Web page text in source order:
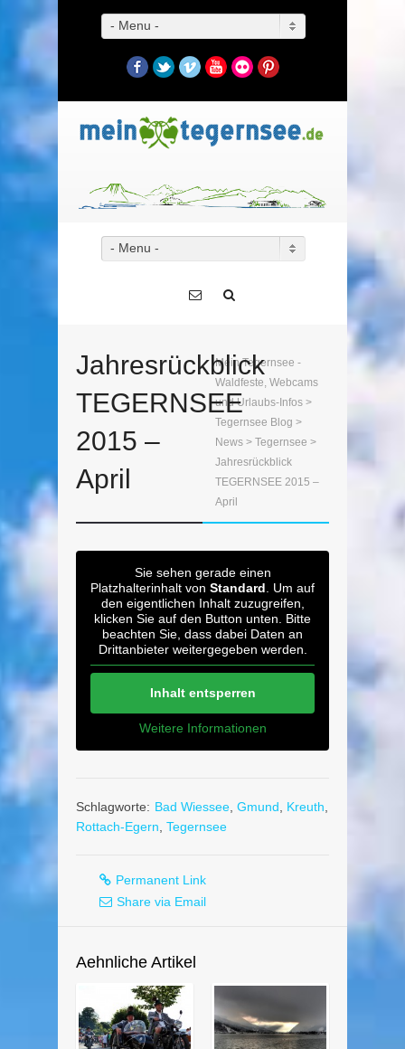
- Menu -
Facebook
TwitterVimeoYouTube
FlickrPinterest
- Menu -
Jahresrückblick
TEGERNSEE
2015 –
April
Mein Tegernsee -
Waldfeste, Webcams
und Urlaubs-Infos >
Tegernsee Blog >
News > Tegernsee >
Jahresrückblick
TEGERNSEE 2015 –
April
Sie sehen gerade einen
Platzhalterinhalt von Standard . Um auf
den eigentlichen Inhalt zuzugreifen,
klicken Sie auf den Button unten. Bitte
beachten Sie, dass dabei Daten an
Drittanbieter weitergegeben werden.
Inhalt entsperren
Weitere Informationen
Schlagworte: Bad Wiessee Gmund Kreuth
Rottach-Egern Tegernsee
Permanent Link
Share via Email
Aehnliche Artikel